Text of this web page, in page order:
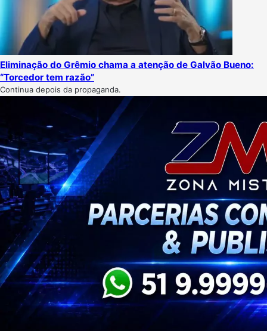
Eliminação do Grêmio chama a atenção de Galvão Bueno:
“Torcedor tem razão”
Continua depois da propaganda.